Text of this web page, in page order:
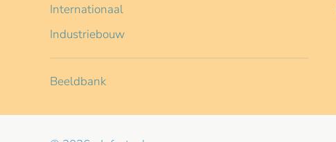
Internationaal
Industriebouw
Beeldbank